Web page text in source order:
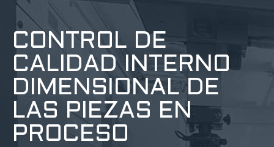
CONTROL DE
CALIDAD INTERNO
DIMENSIONAL DE
LAS PIEZAS EN
PROCESO